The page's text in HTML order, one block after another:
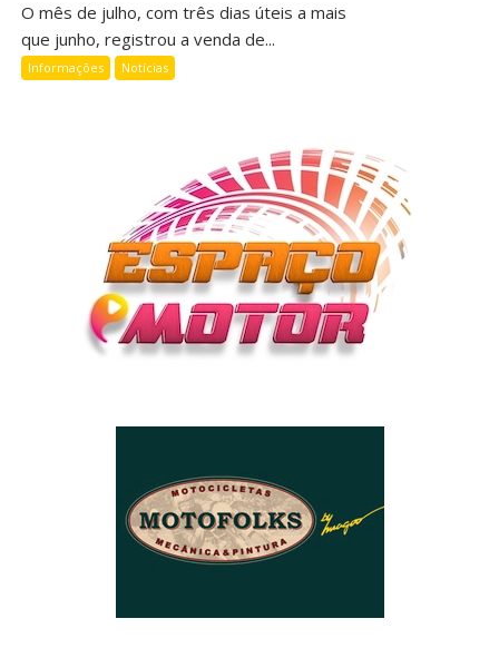
O mês de julho, com três dias úteis a mais
que junho, registrou a venda de...
Informações Notícias